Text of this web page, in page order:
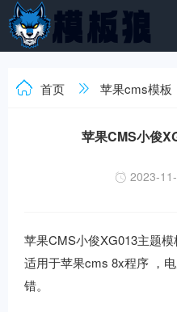
首页 苹果cms模板
苹果CMS小俊
2023-
苹果CMS小俊XG013主题
适用于苹果cms 8x程序 ，
错。